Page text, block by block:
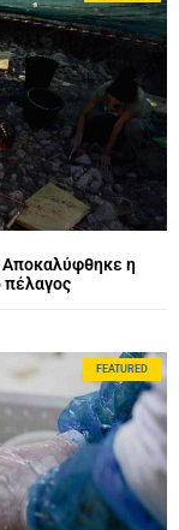
Αποκαλύφθηκε η
πέλαγος
FEATURED